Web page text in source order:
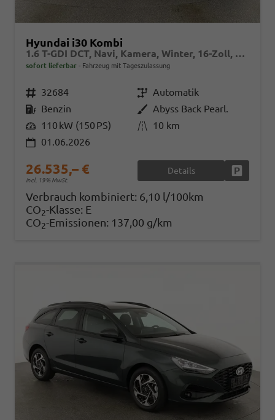
Hyundai i30 Kombi
1.6 T-GDI DCT, Navi, Kamera, Winter, 16-Zoll, 5 J.-Garantie
sofort lieferbar Fahrzeug mit Tageszulassung
Fahrzeugnr. 32684 GetriebeAutomatik
Kraftstoff Benzin AußenfarbeAbyss Back Pearl.
Leistung 110 kW (150 PS) Kilometerstand 10 km
01.06.2026
26.535,– €
incl. 19% MwSt.
Details
Verbrauch kombiniert: 6,10 l/100km
CO2-Klasse: E
CO2-Emissionen: 137,00 g/km